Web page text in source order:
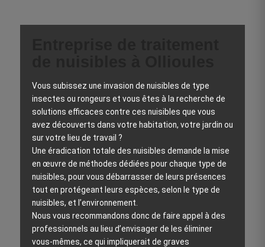
Vous subissez une invasion de nuisibles de type
insectes ou rongeurs et vous êtes à la recherche de
solutions efficaces contre ces nuisibles que vous
avez découverts dans votre habitation, votre jardin ou
sur votre lieu de travail ?
Une éradication totale des nuisibles demande la mise
en œuvre de méthodes dédiées pour chaque type de
nuisibles, pour vous débarrasser de leurs présences
tout en protégeant leurs espèces, selon le type de
nuisibles, et l’environnement.
Nous vous recommandons donc de faire appel à des
professionnels au lieu d’envisager de les éliminer
vous-mêmes, ce qui impliquerait de graves